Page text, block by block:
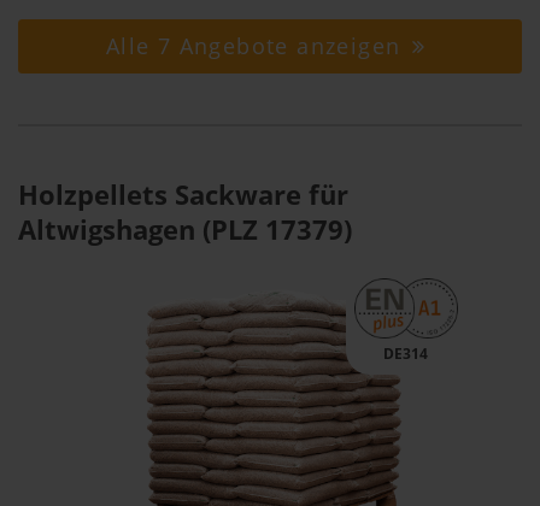
Alle 7 Angebote anzeigen
Holzpellets Sackware für
Altwigshagen (PLZ 17379)
DE314